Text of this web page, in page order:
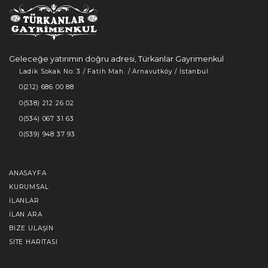
Geleceğe yatırımın doğru adresi, Türkanlar Gayrimenkul
Ladik Sokak No: 3 / Fatih Mah. / Arnavutköy / İstanbul
0(212) 686 00 88
0(538) 212 26 02
0(534) 067 31 63
0(539) 948 37 93
ANASAYFA
KURUMSAL
İLANLAR
İLAN ARA
BIZE ULAŞIN
SITE HARITASI